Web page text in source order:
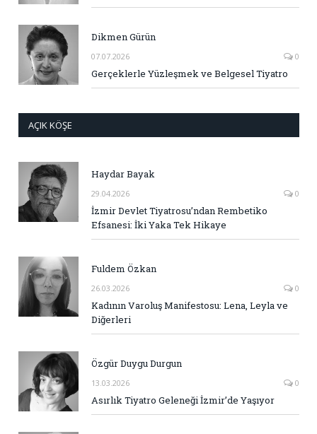
Dikmen Gürün
07.07.2026 0
Gerçeklerle Yüzleşmek ve Belgesel Tiyatro
AÇIK KÖŞE
Haydar Bayak
29.04.2026 0
İzmir Devlet Tiyatrosu’ndan Rembetiko
Efsanesi: İki Yaka Tek Hikaye
Fuldem Özkan
26.03.2026 0
Kadının Varoluş Manifestosu: Lena, Leyla ve
Diğerleri
Özgür Duygu Durgun
13.03.2026 0
Asırlık Tiyatro Geleneği İzmir’de Yaşıyor